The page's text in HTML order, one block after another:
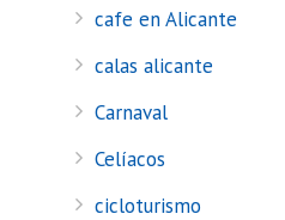
cafe en Alicante
calas alicante
Carnaval
Celíacos
cicloturismo